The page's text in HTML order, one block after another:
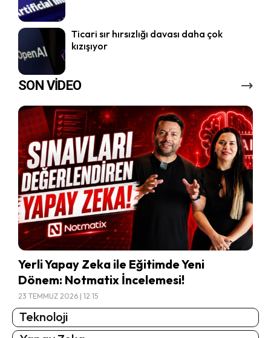
Ticari sır hırsızlığı davası daha çok
kızışıyor
SON VİDEO
Yerli Yapay Zeka ile Eğitimde Yeni
Dönem: Notmatix İncelemesi!
23 TEMMUZ 2026 | 12:15
Teknoloji